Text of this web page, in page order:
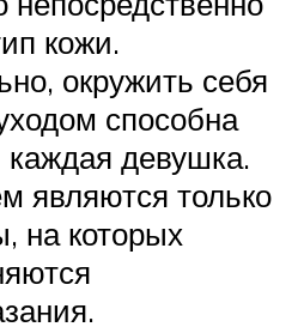
кожи.
окружить себя
способна
каждая девушка.
являются только
на которых